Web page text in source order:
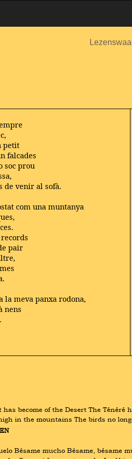
petit
falcades
soc prou
de venir al sofà.
com una muntanya
pair
la meva panxa rodona,
nens
has become of the Desert The
in the mountains The birds no
Bésame mucho Bésame, bésame